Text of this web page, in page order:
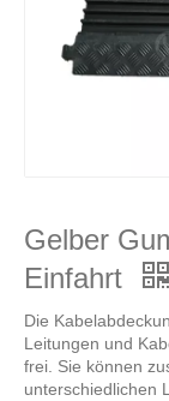
Gelber
Einfahrt
Die
Leitungen und
frei. Sie können
unterschiedlichen